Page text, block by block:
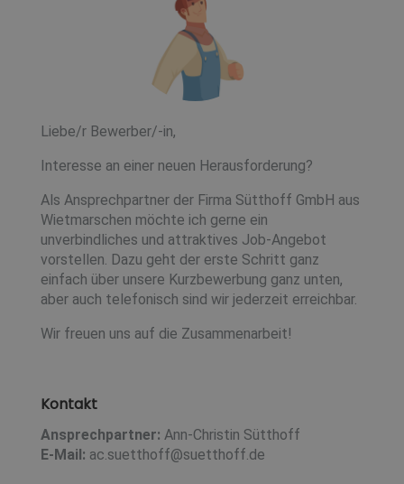
Liebe/r Bewerber/-in,
Interesse an einer neuen Herausforderung?
Als Ansprechpartner der Firma Sütthoff GmbH aus
Wietmarschen möchte ich gerne ein
unverbindliches und attraktives Job-Angebot
vorstellen. Dazu geht der erste Schritt ganz
einfach über unsere Kurzbewerbung ganz unten,
aber auch telefonisch sind wir jederzeit erreichbar.
Wir freuen uns auf die Zusammenarbeit!
Kontakt
Ansprechpartner: Ann-Christin Sütthoff
E-Mail: ac.suetthoff@suetthoff.de